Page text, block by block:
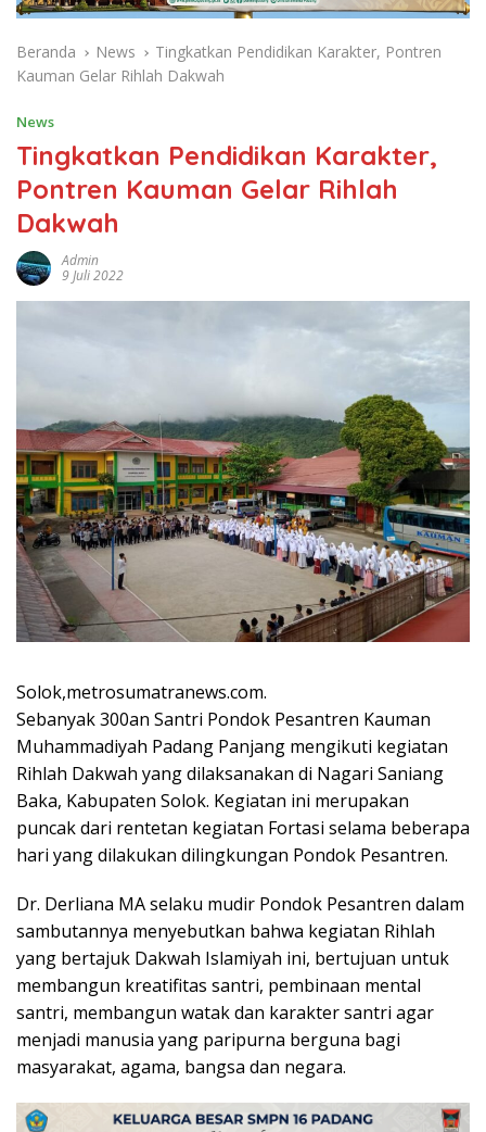
Beranda News
Tingkatkan Pendidikan Karakter, Pontren
Kauman Gelar Rihlah Dakwah
News
Tingkatkan Pendidikan Karakter,
Pontren Kauman Gelar Rihlah
Dakwah
Admin
9 Juli 2022
Solok,metrosumatranews.com.
Sebanyak 300an Santri Pondok Pesantren Kauman
Muhammadiyah Padang Panjang mengikuti kegiatan
Rihlah Dakwah yang dilaksanakan di Nagari Saniang
Baka, Kabupaten Solok. Kegiatan ini merupakan
puncak dari rentetan kegiatan Fortasi selama beberapa
hari yang dilakukan dilingkungan Pondok Pesantren.
Dr. Derliana MA selaku mudir Pondok Pesantren dalam
sambutannya menyebutkan bahwa kegiatan Rihlah
yang bertajuk Dakwah Islamiyah ini, bertujuan untuk
membangun kreatifitas santri, pembinaan mental
santri, membangun watak dan karakter santri agar
menjadi manusia yang paripurna berguna bagi
masyarakat, agama, bangsa dan negara.